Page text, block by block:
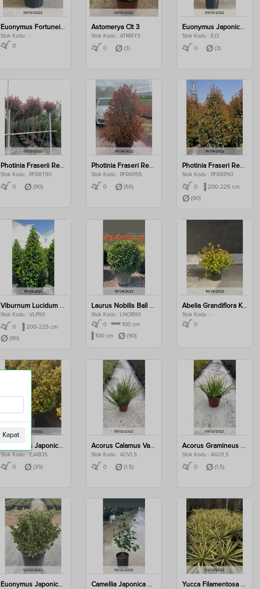
Euonymus Fortunei Harlequin Clt 3
Stok Kodu : -
0
Astomerya Clt 3
Stok Kodu : ATMRY3
0 (3)
Euonymus Japonica Clt 3
Stok Kodu : EJ3
0 (3)
Photinia Fraserii Red Robin Twisted Clt 90
Stok Kodu : PFRRT90
0 (90)
Photinia Fraseri Red Robin Pyramidalis Clt 55
Stok Kodu : PFRRP55
0 (55)
Photinia Fraseri Red Robin Pyramidalis Clt 90
Stok Kodu : PFRRP90
0
200-225 cm
(90)
Viburnum Lucidum Pyramidalis Clt 90
Stok Kodu : VLP90
0
200-225 cm
(90)
Laurus Nobilis Ball Clt 90
Stok Kodu : LNOB90
0
100 cm
100 cm
(90)
Abelia Grandiflora Kaleidoscope Clt 3
Stok Kodu : -
0
Euonymus Japonica Aurea Ball Clt 35
Stok Kodu : EJAB35
0 (35)
Acorus Calamus Variegatus Clt 1,5
Stok Kodu : ACV1,5
0 (1,5)
Acorus Gramineus Ogon Clt 1,5
Stok Kodu : AGO1,5
0 (1,5)
Euonymus Japonica Kathy Clt 15 Camellia Japonica Clt 7 Yucca Filamentosa Color Guard Clt 10
Kapat